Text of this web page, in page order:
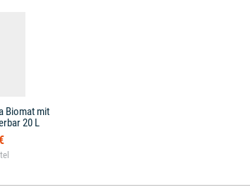
Biomat mit
20 L